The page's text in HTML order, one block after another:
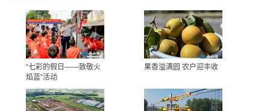
“七彩的假日——致敬火
焰蓝”活动
果香溢满园 农户迎丰收